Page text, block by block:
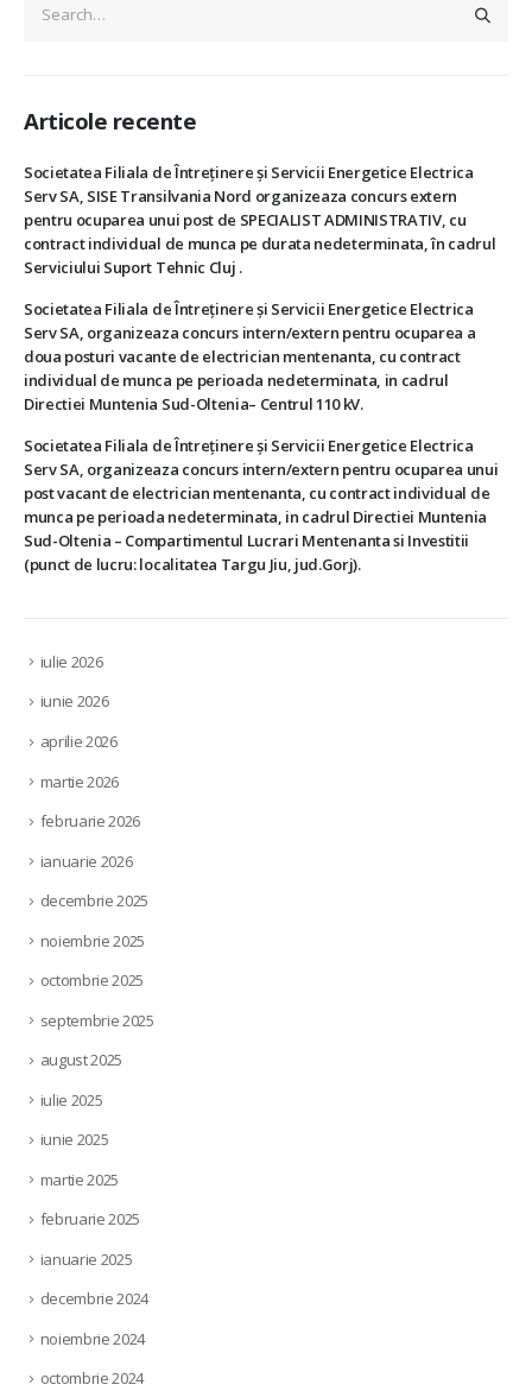
Articole recente
Societatea Filiala de Întreţinere şi Servicii Energetice Electrica
Serv SA, SISE Transilvania Nord organizeaza concurs extern
pentru ocuparea unui post de SPECIALIST ADMINISTRATIV, cu
contract individual de munca pe durata nedeterminata, în cadrul
Serviciului Suport Tehnic Cluj .
Societatea Filiala de Întreţinere şi Servicii Energetice Electrica
Serv SA, organizeaza concurs intern/extern pentru ocuparea a
doua posturi vacante de electrician mentenanta, cu contract
individual de munca pe perioada nedeterminata, in cadrul
Directiei Muntenia Sud-Oltenia– Centrul 110 kV.
Societatea Filiala de Întreţinere şi Servicii Energetice Electrica
Serv SA, organizeaza concurs intern/extern pentru ocuparea unui
post vacant de electrician mentenanta, cu contract individual de
munca pe perioada nedeterminata, in cadrul Directiei Muntenia
Sud-Oltenia – Compartimentul Lucrari Mentenanta si Investitii
(punct de lucru: localitatea Targu Jiu, jud.Gorj).
iulie 2026
iunie 2026
aprilie 2026
martie 2026
februarie 2026
ianuarie 2026
decembrie 2025
noiembrie 2025
octombrie 2025
septembrie 2025
august 2025
iulie 2025
iunie 2025
martie 2025
februarie 2025
ianuarie 2025
decembrie 2024
noiembrie 2024
octombrie 2024